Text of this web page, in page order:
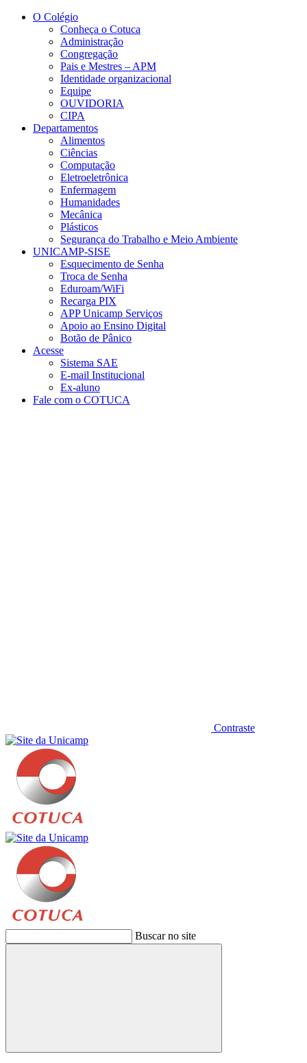
Conteúdo principal
O Colégio
Conheça o Cotuca
Administração
Congregação
Pais e Mestres – APM
Identidade organizacional
Equipe
OUVIDORIA
CIPA
Departamentos
Alimentos
Ciências
Computação
Eletroeletrônica
Enfermagem
Humanidades
Mecânica
Plásticos
Segurança do Trabalho e Meio Ambiente
UNICAMP-SISE
Esquecimento de Senha
Troca de Senha
Eduroam/WiFi
Recarga PIX
APP Unicamp Serviços
Apoio ao Ensino Digital
Botão de Pânico
Acesse
Sistema SAE
E-mail Institucional
Ex-aluno
Fale com o COTUCA
Contraste
Buscar no site
Buscar